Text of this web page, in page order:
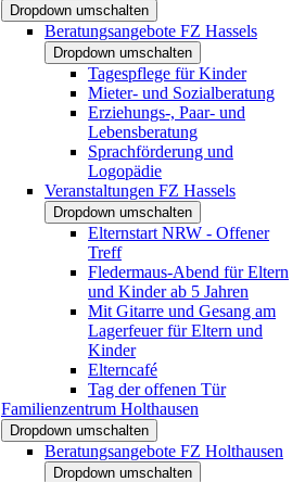
Dropdown umschalten
Beratungsangebote FZ Hassels
Dropdown umschalten
Tagespflege für Kinder
Mieter- und Sozialberatung
Erziehungs-, Paar- und
Lebensberatung
Sprachförderung und
Logopädie
Veranstaltungen FZ Hassels
Dropdown umschalten
Elternstart NRW - Offener
Treff
Fledermaus-Abend für Eltern
und Kinder ab 5 Jahren
Mit Gitarre und Gesang am
Lagerfeuer für Eltern und
Kinder
Elterncafé
Tag der offenen Tür
Familienzentrum Holthausen
Dropdown umschalten
Beratungsangebote FZ Holthausen
Dropdown umschalten